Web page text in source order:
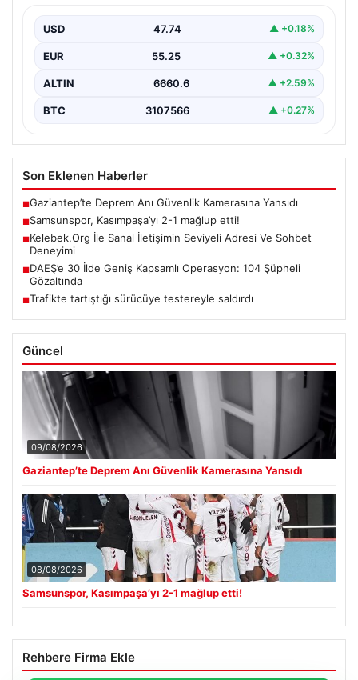
USD 47.74 ▲ +0.18%
EUR 55.25 ▲ +0.32%
ALTIN 6660.6 ▲ +2.59%
BTC 3107566 ▲ +0.27%
Son Eklenen Haberler
■Gaziantep’te Deprem Anı Güvenlik Kamerasına Yansıdı
■Samsunspor, Kasımpaşa’yı 2-1 mağlup etti!
■Kelebek.Org İle Sanal İletişimin Seviyeli Adresi Ve Sohbet
Deneyimi
■DAEŞ’e 30 İlde Geniş Kapsamlı Operasyon: 104 Şüpheli
Gözaltında
■Trafikte tartıştığı sürücüye testereyle saldırdı
Güncel
09/08/2026
Gaziantep’te Deprem Anı Güvenlik Kamerasına Yansıdı
08/08/2026
Samsunspor, Kasımpaşa’yı 2-1 mağlup etti!
Rehbere Firma Ekle